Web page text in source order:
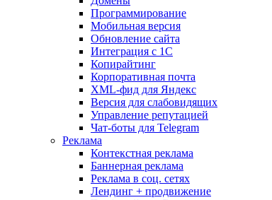
Программирование
Мобильная версия
Обновление сайта
Интеграция с 1С
Копирайтинг
Корпоративная почта
XML-фид для Яндекс
Версия для слабовидящих
Управление репутацией
Чат-боты для Telegram
Реклама
Контекстная реклама
Баннерная реклама
Реклама в соц. сетях
Лендинг + продвижение